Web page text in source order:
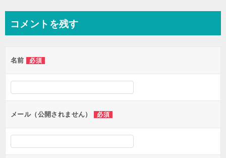
ビ
ー
シ
ン
コメントを残す
名前 必須
メール（公開されません） 必須